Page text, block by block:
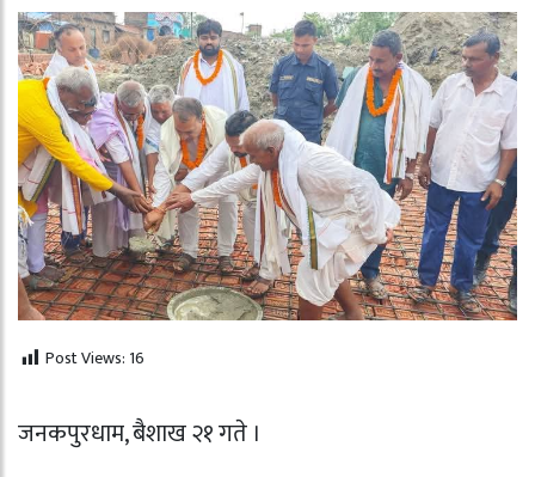
Post Views: 16
जनकपुरधाम, बैशाख २१ गते ।